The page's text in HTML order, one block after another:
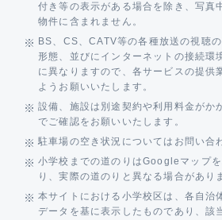
付き等の表示がある場合を除き、写真
物件に含まれません。
BS、CS、CATV等の各種放送の視聴
形態、並びにインターネットの接続環
に異なりますので、各サービスの提供
ようお願いいたします。
設備、施設は別途契約や利用料金がか
でご確認をお願いいたします。
駐車場の空き状況についてはお問い合
小学校までの道のりはGoogleマップ
り、実際の道のりと異なる場合があり
本サイトにおける小学校区は、各自治
データを基に表示したものであり、該